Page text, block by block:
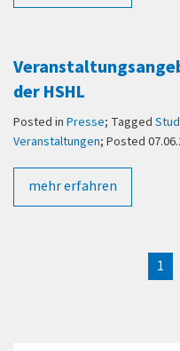
der HSHL
Posted in Presse; Tagged
Veranstaltungen; Posted
mehr erfahren
1